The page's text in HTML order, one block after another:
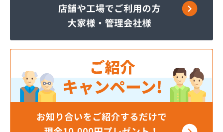
株式会社アイティーエス 南支店
株式会社イデックスガス 熊本中央営業所
株式会社ウエハラ
株式会社エコア 八代営業所
株式会社エコア 北部充填所
株式会社シバタ 熊本営業所
株式会社ジャパンクラフト
株式会社ダイイチライフ
株式会社タイプロ